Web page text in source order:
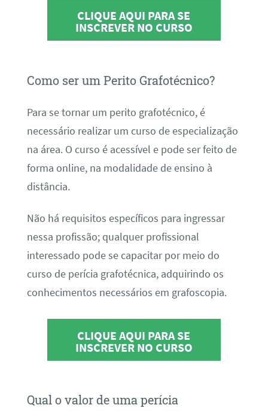
CLIQUE AQUI PARA SE
INSCREVER NO CURSO
Como ser um Perito Grafotécnico?
Para se tornar um perito grafotécnico, é
necessário realizar um curso de especialização
na área. O curso é acessível e pode ser feito de
forma online, na modalidade de ensino à
distância.
Não há requisitos específicos para ingressar
nessa profissão; qualquer profissional
interessado pode se capacitar por meio do
curso de perícia grafotécnica, adquirindo os
conhecimentos necessários em grafoscopia.
CLIQUE AQUI PARA SE
INSCREVER NO CURSO
Qual o valor de uma perícia